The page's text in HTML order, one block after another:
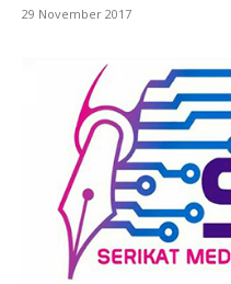
29 November 2017